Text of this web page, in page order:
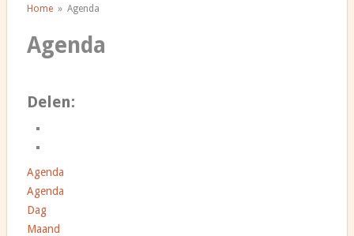
Home» Agenda
Agenda
Delen:
Agenda
Agenda
Dag
Maand